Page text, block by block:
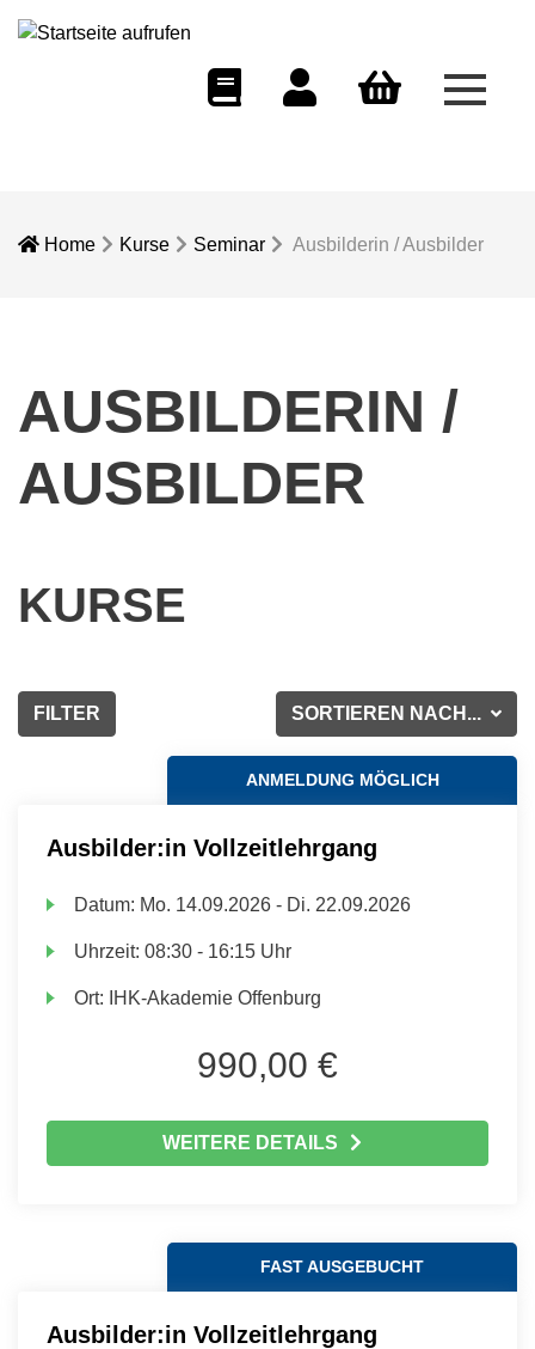
Menü
Home Kurse Seminar Ausbilderin / Ausbilder
AUSBILDERIN /
AUSBILDER
KURSE
SORTIEREN NACH...
FILTER
ANMELDUNG MÖGLICH
Ausbilder:in Vollzeitlehrgang
Datum: Mo. 14.09.2026 - Di. 22.09.2026
Uhrzeit:08:30 - 16:15 Uhr
Ort: IHK-Akademie Offenburg
990,00 €
WEITERE DETAILS
FAST AUSGEBUCHT
Ausbilder:in Vollzeitlehrgang